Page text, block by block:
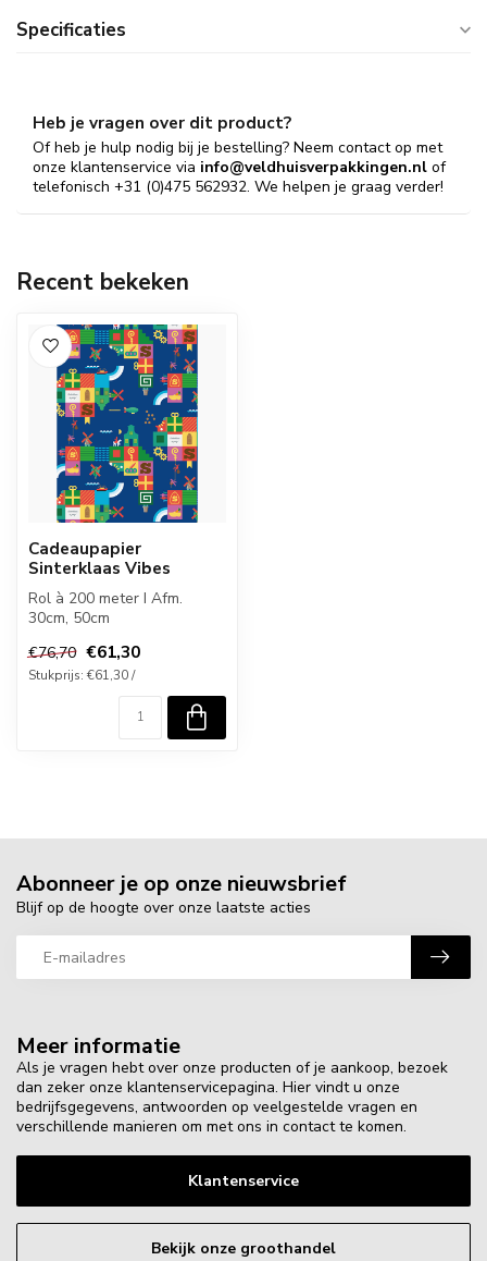
Specificaties
Heb je vragen over dit product?
Of heb je hulp nodig bij je bestelling? Neem contact op met
onze klantenservice via info@veldhuisverpakkingen.nl of
telefonisch +31 (0)475 562932. We helpen je graag verder!
Recent bekeken
Cadeaupapier
Sinterklaas Vibes
Rol à 200 meter I Afm.
30cm, 50cm
€76,70 €61,30
Stukprijs: €61,30 /
Meer informatie
Als je vragen hebt over onze producten of je aankoop, bezoek
dan zeker onze klantenservicepagina. Hier vindt u onze
bedrijfsgegevens, antwoorden op veelgestelde vragen en
verschillende manieren om met ons in contact te komen.
Klantenservice
Bekijk onze groothandel
Abonneer je op onze nieuwsbrief
Blijf op de hoogte over onze laatste acties